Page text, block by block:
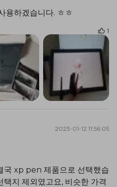
용하겠습니다. ㅎㅎ
1
2023-01-12 11:56:05
국 xp pen 제품으로 선택했습
지 제외였고요, 비슷한 가격